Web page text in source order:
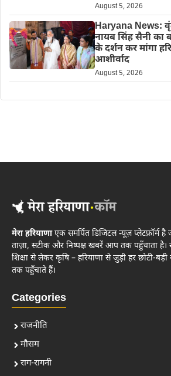
August 5, 2026
Haryana News:
नायब सिंह सैनी का
के दर्शन कर मांगा
आशीर्वाद
August 5, 2026
मेरा हरियाणाएक समर्पित डिजिटल न्यूज़ प्लेटफ़ॉर्म है
ताज़ा, सटीक और निष्पक्ष खबरें आप तक पहुँचाता
शिक्षा से लेकर कृषि – हरियाणा से जुड़ी हर छोटी-
तक पहुँचाते हैं।
Categories
राजनीति
मौसम
राग-रागनी